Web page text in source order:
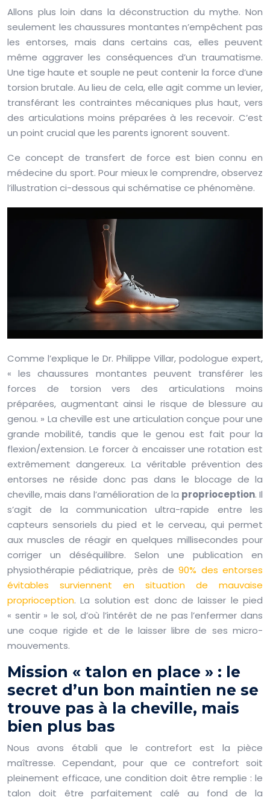
Allons plus loin dans la déconstruction du mythe. Non
seulement les chaussures montantes n’empêchent pas
les entorses, mais dans certains cas, elles peuvent
même aggraver les conséquences d’un traumatisme.
Une tige haute et souple ne peut contenir la force d’une
torsion brutale. Au lieu de cela, elle agit comme un levier,
transférant les contraintes mécaniques plus haut, vers
des articulations moins préparées à les recevoir. C’est
un point crucial que les parents ignorent souvent.
Ce concept de transfert de force est bien connu en
médecine du sport. Pour mieux le comprendre, observez
l’illustration ci-dessous qui schématise ce phénomène.
Comme l’explique le Dr. Philippe Villar, podologue expert,
« les chaussures montantes peuvent transférer les
forces de torsion vers des articulations moins
préparées, augmentant ainsi le risque de blessure au
genou. » La cheville est une articulation conçue pour une
grande mobilité, tandis que le genou est fait pour la
flexion/extension. Le forcer à encaisser une rotation est
extrêmement dangereux. La véritable prévention des
entorses ne réside donc pas dans le blocage de la
cheville, mais dans l’amélioration de la proprioception. Il
s’agit de la communication ultra-rapide entre les
capteurs sensoriels du pied et le cerveau, qui permet
aux muscles de réagir en quelques millisecondes pour
corriger un déséquilibre. Selon une publication en
physiothérapie pédiatrique, près de90% des entorses
évitables surviennent en situation de mauvaise
proprioception. La solution est donc de laisser le pied
« sentir » le sol, d’où l’intérêt de ne pas l’enfermer dans
une coque rigide et de le laisser libre de ses micro-
mouvements.
Mission « talon en place » : le
secret d’un bon maintien ne se
trouve pas à la cheville, mais
bien plus bas
Nous avons établi que le contrefort est la pièce
maîtresse. Cependant, pour que ce contrefort soit
pleinement efficace, une condition doit être remplie : le
talon doit être parfaitement calé au fond de la